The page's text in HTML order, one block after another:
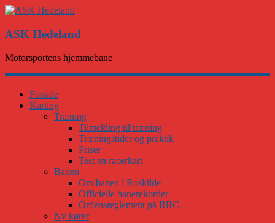
ASK Hedeland
Motorsportens hjemmebane
Forside
Karting
Træning
Tilmelding til træning
Træningstider og praktik
Priser
Test en racerkart
Banen
Om banen i Roskilde
Officielle banerekorder
Ordensreglement på RRC
Ny kører